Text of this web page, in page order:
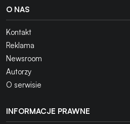
O NAS
Kontakt
Reklama
Newsroom
Autorzy
O serwisie
INFORMACJE PRAWNE